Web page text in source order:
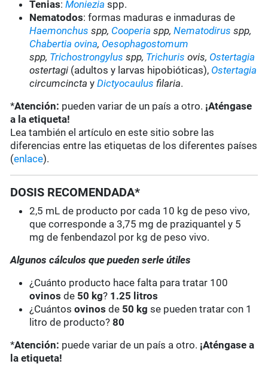
Tenias:Moniezia spp.
Nematodos: formas maduras e inmaduras de
Haemonchusspp, Cooperia spp,Nematodirus spp,
Chabertia ovina, Oesophagostomum
spp, Trichostrongylus spp, Trichurisovis, Ostertagia
ostertagi (adultos y larvas hipobióticas), Ostertagia
circumcincta yDictyocaulusfilaria.
*Atención: pueden variar de un país a otro. ¡Aténgase
a la etiqueta!
Lea también el artículo en este sitio sobre las
diferencias entre las etiquetas de los diferentes países
(enlace).
DOSIS RECOMENDADA*
2,5 mL de producto por cada 10 kg de peso vivo,
que corresponde a 3,75 mg de praziquantel y 5
mg de fenbendazol por kg de peso vivo.
Algunos cálculos que pueden serle útiles
¿Cuánto producto hace falta para tratar 100
ovinos de 50 kg? 1.25 litros
¿Cuántosovinos de 50 kgse pueden tratar con 1
litro de producto?80
*Atención: puede variar de un país a otro. ¡Aténgase a
la etiqueta!